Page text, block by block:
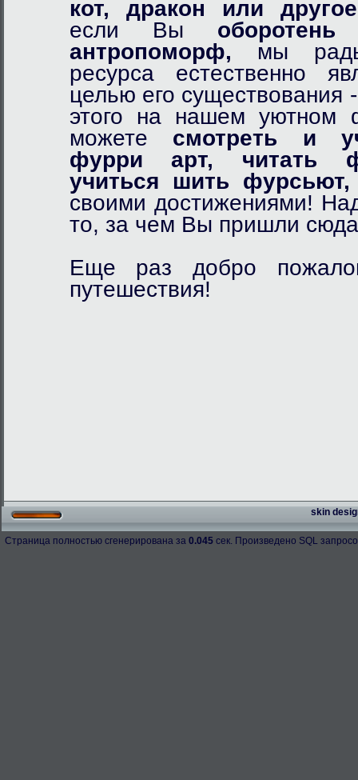
кот,
дракон
или
если Вы оборотень
антропоморф, мы
ресурса естественно
целью его существования
этого на нашем
можете смотреть и
фурри арт,
читать
учиться шить фурсьют,
своими достижениями!
то, за чем Вы пришли
Еще раз добро
путешествия!
skin
Страница полностью сгенерирована за 0.045 сек. Произведено SQL